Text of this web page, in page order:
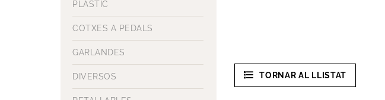
PLASTIC
COTXES A PEDALS
GARLANDES
DIVERSOS TORNAR AL LLISTAT